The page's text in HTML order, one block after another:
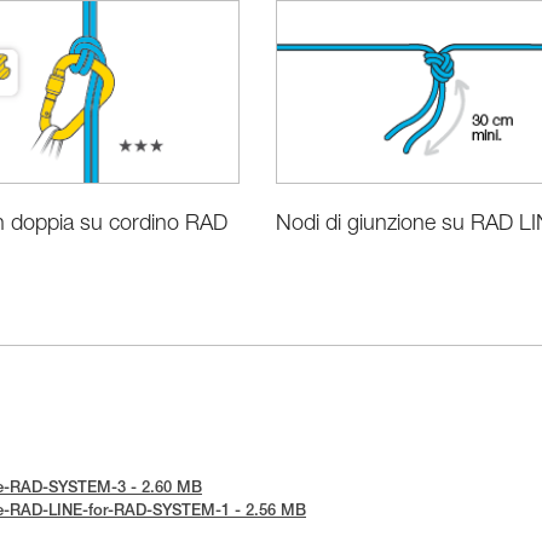
doppia su cordino RAD Nodi di giunzione su RAD
SYSTEM-3 - 2.60 MB
LINE-for-RAD-SYSTEM-1 - 2.56 MB